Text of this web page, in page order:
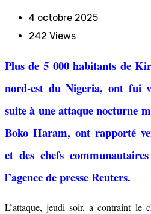
4 octobre 2025
242 Views
Plus de 5 000 habitants de
nord-est du Nigeria, ont fui
suite à une attaque nocturne
Boko Haram, ont rapporté
et des chefs
l’agence de presse Reuters.
L’attaque, jeudi soir, a contraint le